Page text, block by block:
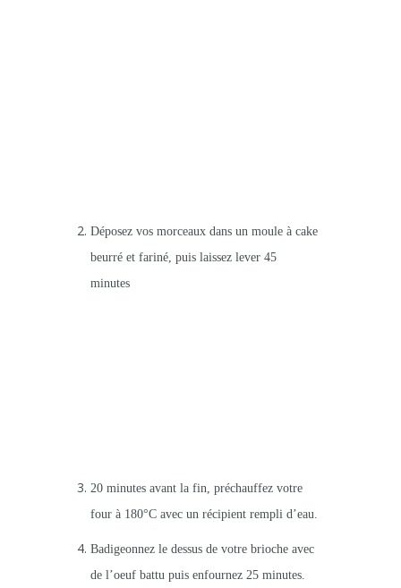
Déposez vos morceaux dans un moule à cake
beurré et fariné, puis laissez lever 45
minutes
20 minutes avant la fin, préchauffez votre
four à 180°C avec un récipient rempli d’eau.
Badigeonnez le dessus de votre brioche avec
de l’oeuf battu puis enfournez 25 minutes.